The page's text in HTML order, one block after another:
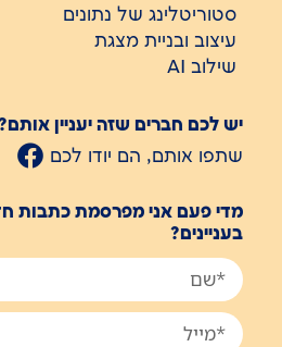
סטוריטלינג של נתונים
עיצוב ובניית מצגת
שילוב AI
יש לכם חברים שזה יעניין
שתפו אותם, הם יודו לכם
מדי פעם אני מפרסמת כתבות
בעניינים?